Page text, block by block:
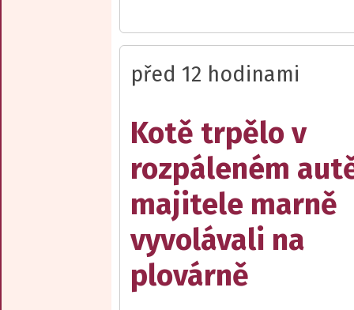
před 12 hodinami
Kotě trpělo v
rozpáleném
majitele marně
vyvolávali na
plovárně